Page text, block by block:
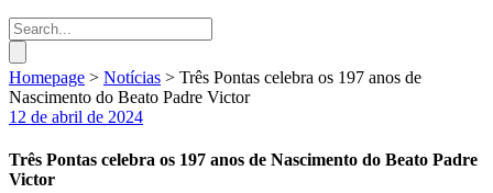
Homepage > Notícias > Três Pontas celebra os 197 anos de
Nascimento do Beato Padre Victor
12 de abril de 2024
Três Pontas celebra os 197 anos de Nascimento do Beato Padre
Victor